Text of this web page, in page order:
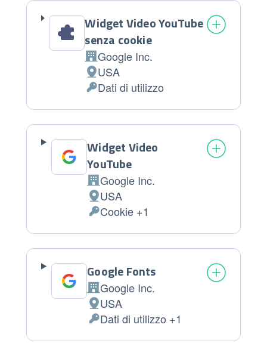
Widget Video YouTube
senza cookie
Azienda:
Google Inc.
Luogo del trattamento:
USA
Dati Personali trattati:
Dati di utilizzo
Widget Video
YouTube
Azienda:
Google Inc.
Luogo del trattamento:
USA
Dati Personali trattati:
Cookie +1
Google Fonts
Azienda:
Google Inc.
Luogo del trattamento:
USA
Dati Personali trattati:
Dati di utilizzo +1